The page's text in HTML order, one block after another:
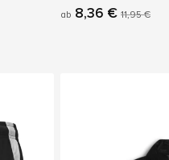
ab 8,36 € 11,95 €